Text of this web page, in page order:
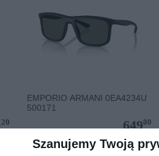
Szanujemy Twoją
,
20
EMPORIO ARMANI 0EA4234U
500171
649,
00
przejdź do sklepu